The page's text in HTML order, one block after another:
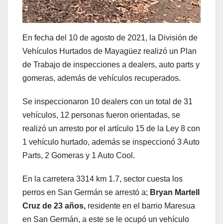
En fecha del 10 de agosto de 2021, la División de
Vehículos Hurtados de Mayagüez realizó un Plan
de Trabajo de inspecciones a dealers, auto parts y
gomeras, además de vehículos recuperados.
Se inspeccionaron 10 dealers con un total de 31
vehículos, 12 personas fueron orientadas, se
realizó un arresto por el artículo 15 de la Ley 8 con
1 vehículo hurtado, además se inspeccionó 3 Auto
Parts, 2 Gomeras y 1 Auto Cool.
En la carretera 3314 km 1.7, sector cuesta los
perros en San Germán se arrestó a; Bryan Martell
Cruz de 23 años, residente en el barrio Maresua
en San Germán, a este se le ocupó un vehículo